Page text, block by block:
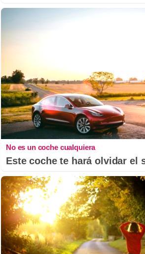
No es un coche cualquiera
Este coche te hará olvidar el